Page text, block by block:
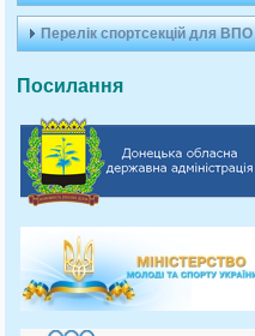
Перелік спортсекцій для ВПО
Посилання